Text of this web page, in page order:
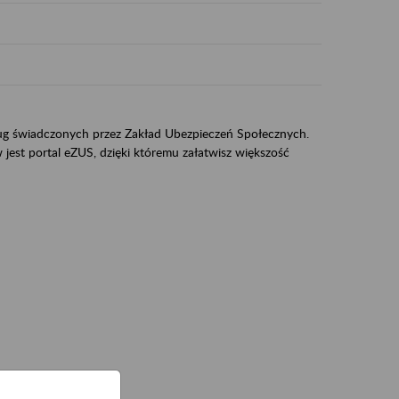
przez Zakład Ubezpieczeń Społecznych.
portal eZUS, dzięki któremu załatwisz większość